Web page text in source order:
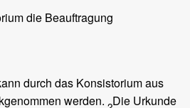
die Beauftragung
durch das Konsistorium aus
werden. Die Urkunde